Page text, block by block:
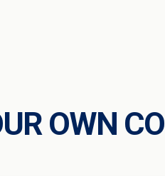
OWN